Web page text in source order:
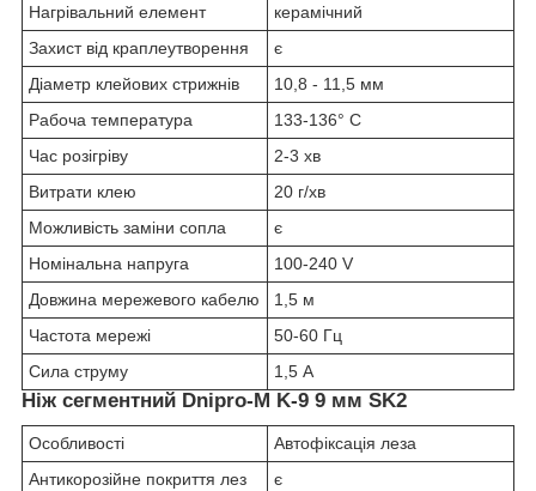
Нагрівальний елемент
керамічний
Захист від краплеутворення
є
Діаметр клейових стрижнів
10,8 - 11,5 мм
Рабоча температура
133-136° С
Час розігріву
2-3 хв
Витрати клею
20 г/хв
Можливість заміни сопла
є
Номінальна напруга
100-240 V
Довжина мережевого кабелю
1,5 м
Частота мережі
50-60 Гц
Сила струму
1,5 А
Ніж сегментний Dnipro-M K-9 9 мм SK2
Особливості
Автофіксація леза
Антикорозійне покриття лез
є